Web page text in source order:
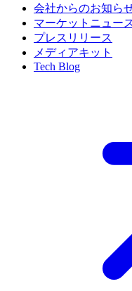
会社からのお知ら
マーケットニュー
プレスリリース
メディアキット
Tech Blog